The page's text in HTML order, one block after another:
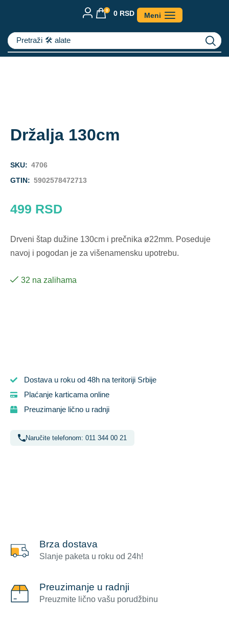
0 0 RSD Meni
Pretraži 🛠️ alate
Držalja 130cm
SKU: 4706
GTIN: 5902578472713
499 RSD
Drveni štap dužine 130cm i prečnika ø22mm. Poseduje
navoj i pogodan je za višenamensku upotrebu.
32 na zalihama
Dostava u roku od 48h na teritoriji Srbije
Plaćanje karticama online
Preuzimanje lično u radnji
Naručite telefonom: 011 344 00 21
Brza dostava
Slanje paketa u roku od 24h!
Preuzimanje u radnji
Preuzmite lično vašu porudžbinu